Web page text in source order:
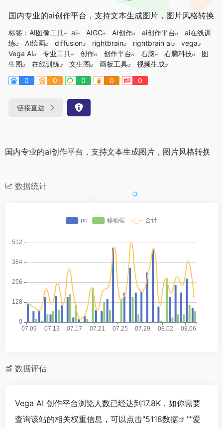
国内专业的ai创作平台，支持文本生成图片，图片风格转换
标签： AI图像工具 ai AIGC AI创作 ai创作平台
ai在线训
练
AI绘画 diffusion rightbrain rightbrain ai
vega
Vega AI
专业工具 创作 创作平台 右脑 右脑科技
图
生图
在线训练 文生图 画板工具
视频生成
0
0 0 0 0
链接直达
国内专业的ai创作平台，支持文本生成图片，图片风格转换
数据统计
数据评估
Vega AI 创作平台浏览人数已经达到17.8K，如你需要
查询该站的相关权重信息，可以点击"5118数据 ""爱